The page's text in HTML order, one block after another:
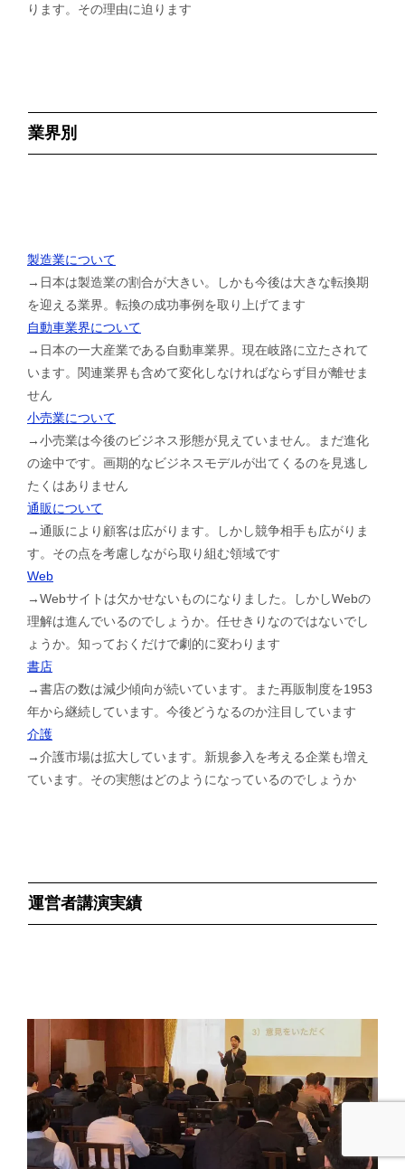
ります。その理由に迫ります
業界別
製造業について
→日本は製造業の割合が大きい。しかも今後は大きな転換期
を迎える業界。転換の成功事例を取り上げてます
自動車業界について
→日本の一大産業である自動車業界。現在岐路に立たされて
います。関連業界も含めて変化しなければならず目が離せま
せん
小売業について
→小売業は今後のビジネス形態が見えていません。まだ進化
の途中です。画期的なビジネスモデルが出てくるのを見逃し
たくはありません
通販について
→通販により顧客は広がります。しかし競争相手も広がりま
す。その点を考慮しながら取り組む領域です
Web
→Webサイトは欠かせないものになりました。しかしWebの
理解は進んでいるのでしょうか。任せきりなのではないでし
ょうか。知っておくだけで劇的に変わります
書店
→書店の数は減少傾向が続いています。また再販制度を1953
年から継続しています。今後どうなるのか注目しています
介護
→介護市場は拡大しています。新規参入を考える企業も増え
ています。その実態はどのようになっているのでしょうか
運営者講演実績